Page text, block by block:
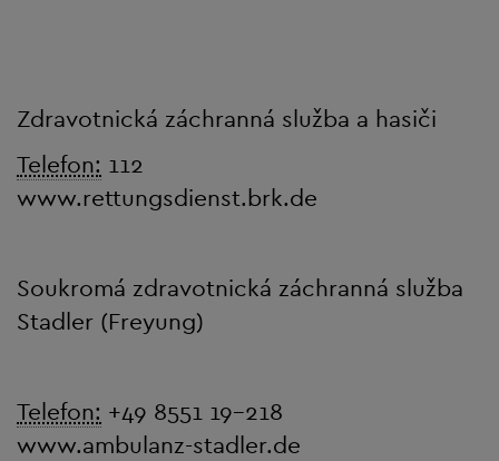
Zdravotnická záchranná služba a hasiči
Telefon: 112
www.rettungsdienst.brk.de
Soukromá zdravotnická záchranná služba
Stadler (Freyung)
Telefon: +49 8551 19-218
www.ambulanz-stadler.de